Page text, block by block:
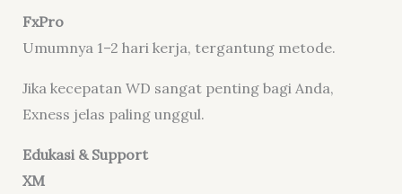
FxPro
Umumnya 1–2 hari kerja, tergantung metode.
Jika kecepatan WD sangat penting bagi Anda,
Exness jelas paling unggul.
Edukasi & Support
XM